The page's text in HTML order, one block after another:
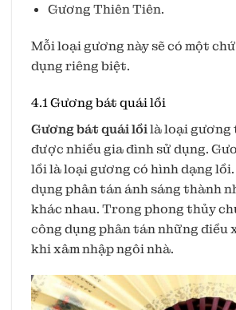
Gương Thiên Tiên.
Mỗi loại gương này sẽ có một
dụng riêng biệt.
4.1 Gương bát quái lồi
Gương bát quái lồilà loại gương
được nhiều gia đình sử dụng.
lồi là loại gương có hình dạng
dụng phân tán ánh sáng thành
khác nhau. Trong phong thủy
công dụng phân tán những điều
khi xâm nhập ngôi nhà.